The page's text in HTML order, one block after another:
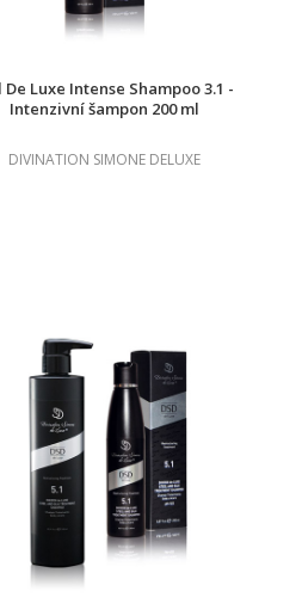
De Luxe Intense Shampoo 3.1 -
Intenzivní šampon 200 ml
DIVINATION SIMONE DELUXE